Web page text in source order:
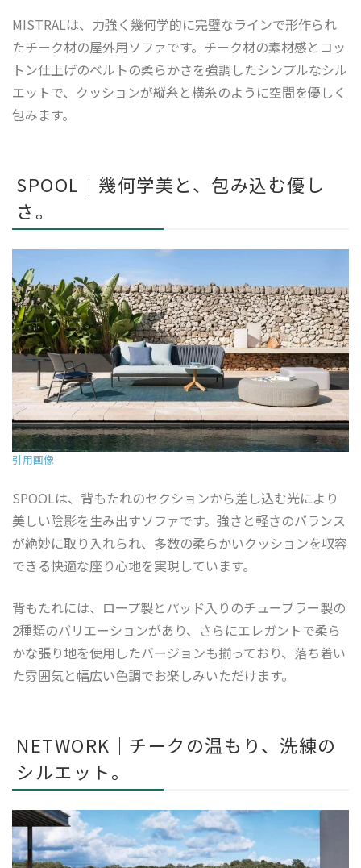
MISTRALは、力強く幾何学的に完璧なラインで形作られ
たチーク材の屋外用ソファです。チーク材の素材感とコッ
トン仕上げのベルトの柔らかさを強調したシンプルなシル
エットで、クッションが縦糸と横糸のように空間を優しく
包みます。
SPOOL｜幾何学美と、包み込む優し
さ。
引用画像
SPOOLは、背もたれのセクションから差し込む光により
美しい陰影を生み出すソファです。強さと軽さのバランス
が絶妙に取り入れられ、多数の柔らかいクッションを収容
できる快適な座り心地を実現しています。
背もたれには、ロープ製とパッド入りのチューブラー製の
2種類のバリエーションがあり、さらにエレガントで柔ら
かな張り地を使用したバージョンも揃っており、落ち着い
た雰囲気と幅広い色調でお楽しみいただけます。
NETWORK｜チークの温もり、洗練の
シルエット。